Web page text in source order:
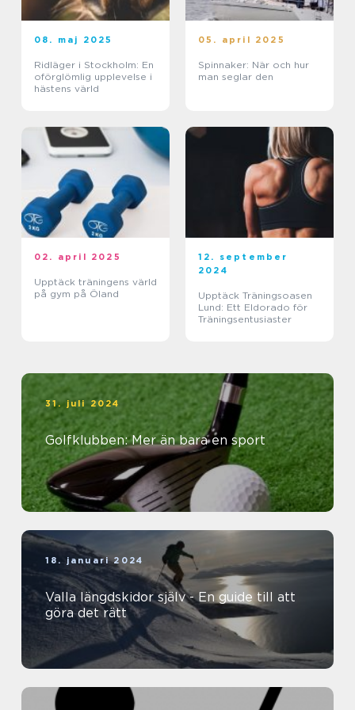
08. maj 2025
Ridläger i Stockholm: En
oförglömlig upplevelse i
hästens värld
05. april 2025
Spinnaker: När och hur
man seglar den
02. april 2025
Upptäck träningens värld
på gym på Öland
12. september
2024
Upptäck Träningsoasen
Lund: Ett Eldorado för
Träningsentusiaster
31. juli 2024
Golfklubben: Mer än bara en sport
18. januari 2024
Valla längdskidor själv - En guide till att
göra det rätt